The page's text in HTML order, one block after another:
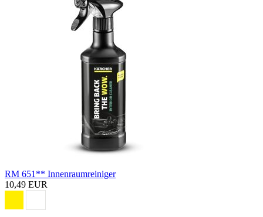
RM 651** Innenraumreiniger
10,49 EUR